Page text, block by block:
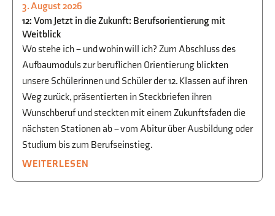
STUDIEN- UND BERUFSORIENTIERUNG
3. August 2026
12: Vom Jetzt in die Zukunft: Berufsorientierung mit
Weitblick
Wo stehe ich – und wohin will ich? Zum Abschluss des
Aufbaumoduls zur beruflichen Orientierung blickten
unsere Schülerinnen und Schüler der 12. Klassen auf ihren
Weg zurück, präsentierten in Steckbriefen ihren
Wunschberuf und steckten mit einem Zukunftsfaden die
nächsten Stationen ab – vom Abitur über Ausbildung oder
Studium bis zum Berufseinstieg.
WEITERLESEN